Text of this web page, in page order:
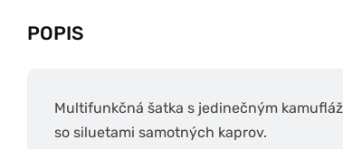
POPIS
Multifunkčná šatka s jedinečným
so siluetami samotných kaprov.